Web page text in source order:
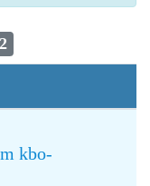
2
kbo-